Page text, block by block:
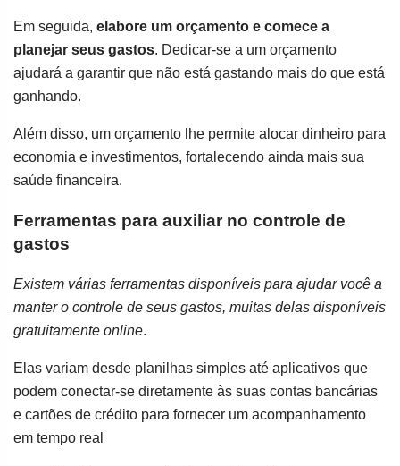
Em seguida, elabore um orçamento e comece a
planejar seus gastos. Dedicar-se a um orçamento
ajudará a garantir que não está gastando mais do que está
ganhando.
Além disso, um orçamento lhe permite alocar dinheiro para
economia e investimentos, fortalecendo ainda mais sua
saúde financeira.
Ferramentas para auxiliar no controle de
gastos
Existem várias ferramentas disponíveis para ajudar você a
manter o controle de seus gastos, muitas delas disponíveis
gratuitamente online.
Elas variam desde planilhas simples até aplicativos que
podem conectar-se diretamente às suas contas bancárias
e cartões de crédito para fornecer um acompanhamento
em tempo real